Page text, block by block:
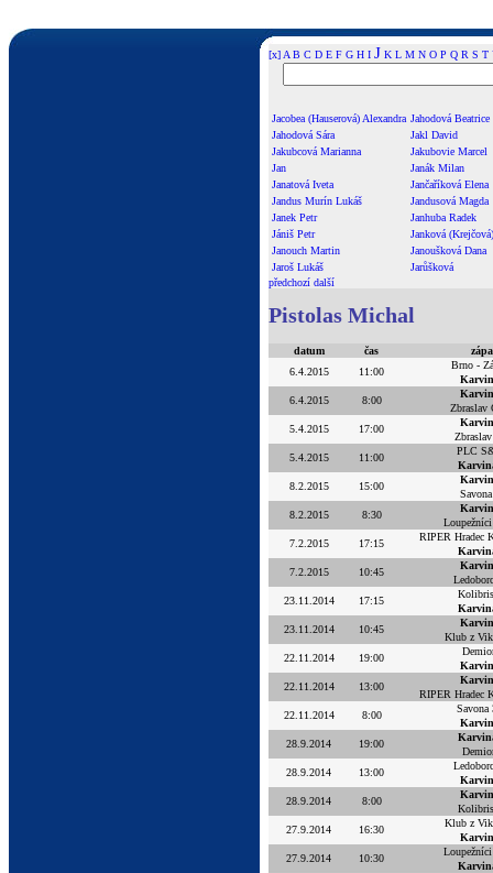
[x] A B C D E F G H I J K L M N O P Q R S T
Jacobea (Hauserová) Alexandra Jahodová Beatrice
Jahodová Sára
Jakl David
Jakubcová Marianna
Jakubovie Marcel
Jan
Janák Milan
Janatová Iveta
Jančaříková Elena
Jandus Murín Lukáš
Jandusová Magda
Janek Petr
Janhuba Radek
Jániš Petr
Janková
Janouch Martin
Janoušková Dana
Jaroš Lukáš
Jarůšková
předchozí další
Pistolas Michal
datum čas
6.4.2015
11:00
Brno -
6.4.2015
8:00
Zbraslav
5.4.2015
17:00
5.4.2015
11:00
PLC
8.2.2015
15:00
8.2.2015
8:30
7.2.2015
17:15
RIPER Hradec
7.2.2015
10:45
23.11.2014
17:15
23.11.2014
10:45
Klub z
22.11.2014
19:00
22.11.2014
13:00
RIPER Hradec
22.11.2014
8:00
Savona
28.9.2014
19:00
28.9.2014
13:00
28.9.2014
8:00
27.9.2014
16:30
Klub z
27.9.2014
10:30